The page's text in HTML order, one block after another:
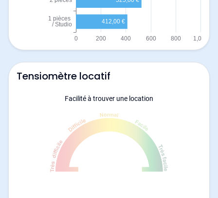
Tensiomètre locatif
Facilité à trouver une location